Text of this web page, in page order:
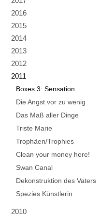
2016
2015
2014
2013
2012
2011
Boxes 3: Sensation
Die Angst vor zu wenig
Das Maß aller Dinge
Triste Marie
Trophäen/Trophies
Clean your money here!
Swan Canal
Dekonstruktion des Vaters
Spezies Künstlerin
2010